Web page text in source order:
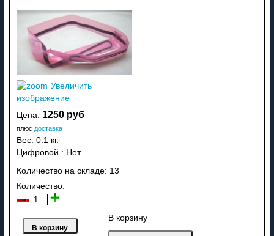
Увеличить
изображение
Цена: 1250 руб
плюс доставка
Вес: 0.1 кг.
Цифровой : Нет
Количество на складе: 13
Количество:
В корзину